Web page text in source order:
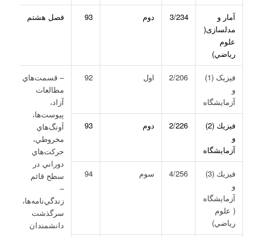
آمار و
مدلسازی(
علوم
رياضي)
3/234 دوم 93 فصل هشتم
فيزيک (1)
و
آزمايشگاه
2/206 اول 92
– قسمت‌هاي
مطالعات
آزاد،
پيوست‌ها،
آونگ‌هاي
مخروطي،
حركت‌هاي
دوراني در
سطح قائم
–
زندگي‌نامه‌ها،
سرگذشت
دانشمندان
فيزيك (2)
و
آزمايشگاه
2/226 دوم 93
فيزيك (3)
و
آزمايشگاه
( علوم
رياضي)
4/256 سوم 94